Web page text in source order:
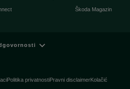
Škoda Magazin
Politika privatnostiPravni disclaimerKolačić